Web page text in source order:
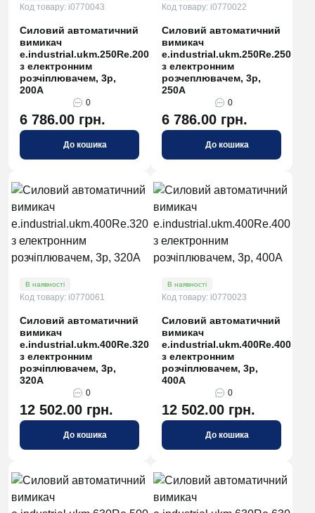
Код товару: i0770043
Силовий автоматичний
вимикач
e.industrial.ukm.250Re.200
з електронним
розчіплювачем, 3р,
200А
0
6 786.00 грн.
До кошика
Код товару: i0770022
Силовий автоматичний
вимикач
e.industrial.ukm.250Re.250
з електронним
розчеплювачем, 3р,
250А
0
6 786.00 грн.
До кошика
В наявності
Код товару: i0770061
Силовий автоматичний
вимикач
e.industrial.ukm.400Re.320
з електронним
розчіплювачем, 3р,
320А
0
12 502.00 грн.
До кошика
В наявності
Код товару: i0770023
Силовий автоматичний
вимикач
e.industrial.ukm.400Rе.400
з електронним
розчіплювачем, 3р,
400А
0
12 502.00 грн.
До кошика